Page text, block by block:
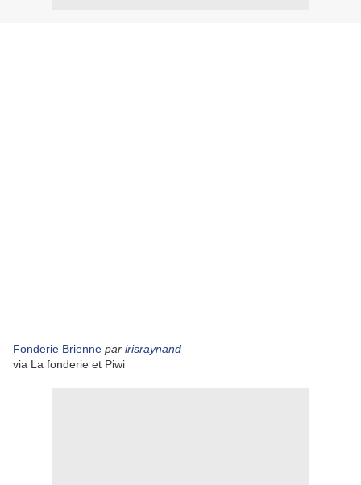
Fonderie Brienne par irisraynand
via La fonderie et Piwi